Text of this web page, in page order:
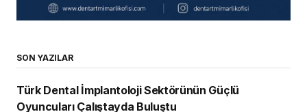
SON YAZILAR
Türk Dental İmplantoloji Sektörünün Güçlü
Oyuncuları Çalıştayda Buluştu